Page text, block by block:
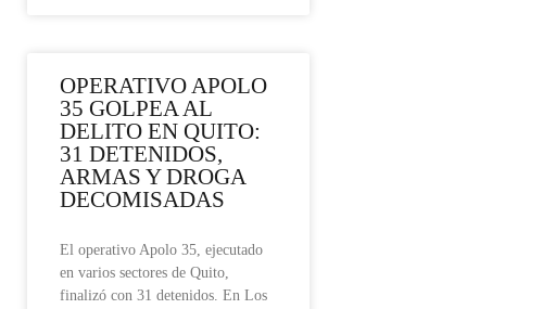
OPERATIVO APOLO
35 GOLPEA AL
DELITO EN QUITO:
31 DETENIDOS,
ARMAS Y DROGA
DECOMISADAS
El operativo Apolo 35, ejecutado
en varios sectores de Quito,
finalizó con 31 detenidos. En Los